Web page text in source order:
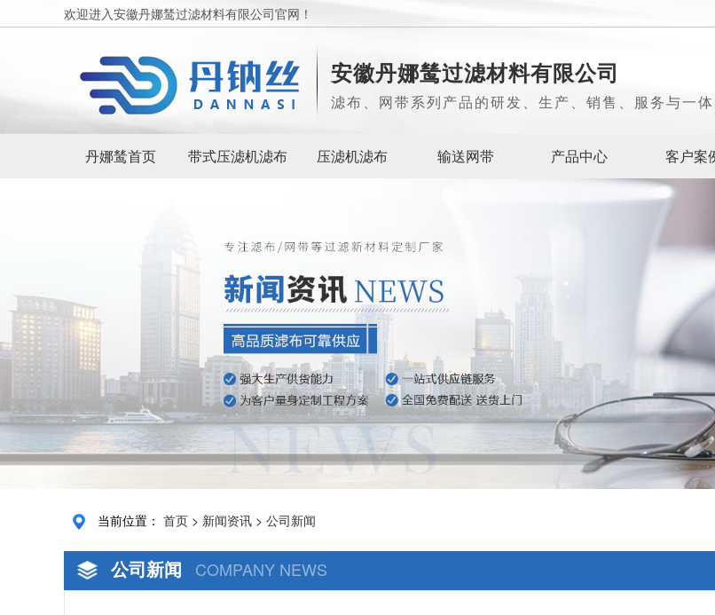
欢迎进入安徽丹娜鸶过滤材料有限公司官网！
安徽丹娜鸶过滤材料有限公司
滤布、网带系列产品的研发、生产、销售、服务与一
丹娜鸶首页 带式压滤机滤布 压滤机滤布 输送网带 产品中心 客户案
当前位置： 首页 > 新闻资讯 > 公司新闻
公司新闻 COMPANY NEWS